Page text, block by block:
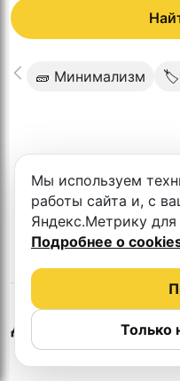
🧱 Минимализм 🏷
Другие студии
Мы используем
работы сайта и, с
Яндекс.Метрику
Подробнее о
Только